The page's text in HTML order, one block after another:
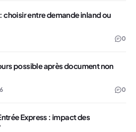
choisir entre demande inland ou
0
possible après document non
0
Express : impact des